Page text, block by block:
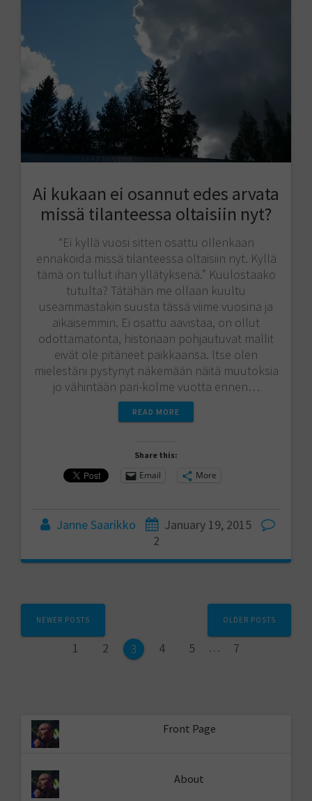
Ai kukaan ei osannut edes arvata
missä tilanteessa oltaisiin nyt?
“Ei kyllä vuosi sitten osattu ollenkaan
ennakoida missä tilanteessa oltaisiin nyt. Kyllä
tämä on tullut ihan yllätyksenä.” Kuulostaako
tutulta? Tätähän me ollaan kuultu
useammastakin suusta tässä viime vuosina ja
aikaisemmin. Ei osattu aavistaa, on ollut
odottamatonta, historiaan pohjautuvat mallit
eivät ole pitäneet paikkaansa. Itse olen
mielestäni pystynyt näkemään näitä muutoksia
jo vähintään pari-kolme vuotta ennen…
READ MORE
Share this:
Email More
Janne Saarikko
January 19, 2015
2
Posts
navigation
NEWER POSTS
Page
1 Page
2 Page
3 Page
4 Page
5 … Page
7
OLDER POSTS
Front Page
About